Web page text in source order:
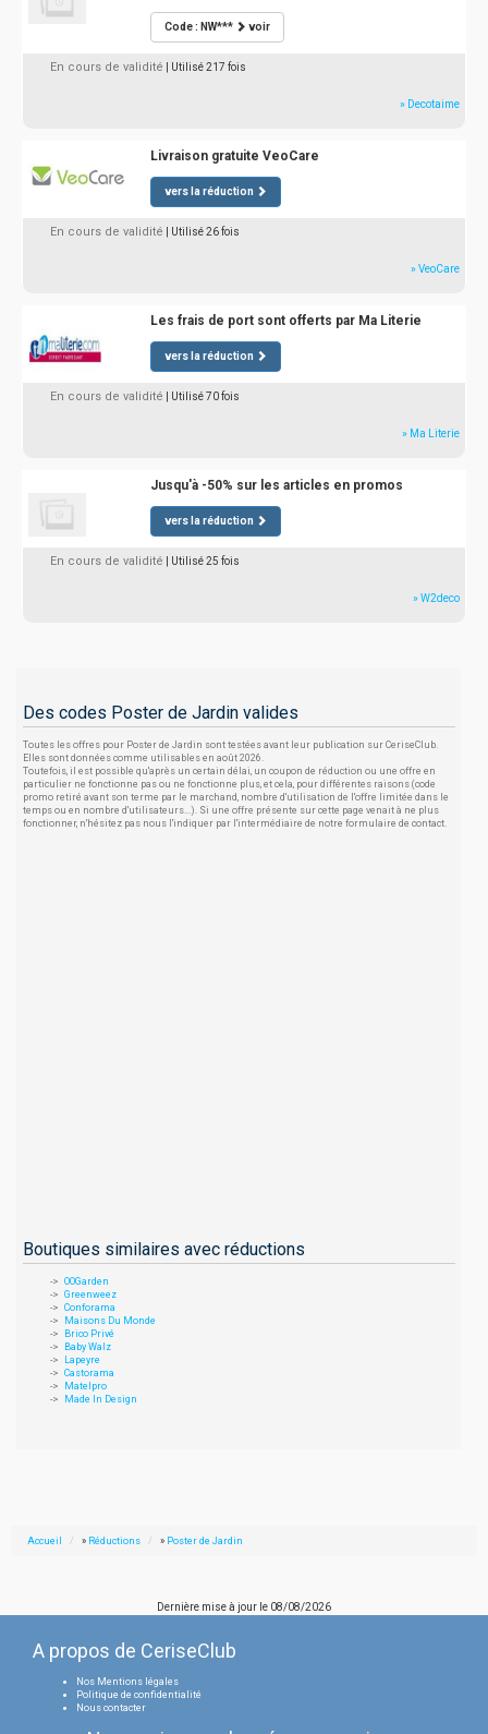
Code : NW*** voir
En cours de validité | Utilisé 217 fois
» Decotaime
Livraison gratuite VeoCare
vers la réduction
En cours de validité | Utilisé 26 fois
» VeoCare
Les frais de port sont offerts par Ma Literie
vers la réduction
En cours de validité | Utilisé 70 fois
» Ma Literie
Jusqu'à -50% sur les articles en promos
vers la réduction
En cours de validité | Utilisé 25 fois
» W2deco
Des codes Poster de Jardin valides
Toutes les offres pour Poster de Jardin sont testées avant leur publication sur CeriseClub.
Elles sont données comme utilisables en août 2026.
Toutefois, il est possible qu'après un certain délai, un coupon de réduction ou une offre en
particulier ne fonctionne pas ou ne fonctionne plus, et cela, pour différentes raisons (code
promo retiré avant son terme par le marchand, nombre d'utilisation de l'offre limitée dans le
temps ou en nombre d'utilisateurs...). Si une offre présente sur cette page venait à ne plus
fonctionner, n'hésitez pas nous l'indiquer par l'intermédiaire de notre formulaire de contact.
Boutiques similaires avec réductions
OOGarden
Greenweez
Conforama
Maisons Du Monde
Brico Privé
Baby Walz
Lapeyre
Castorama
Matelpro
Made In Design
Accueil » Réductions » Poster de Jardin
Dernière mise à jour le 08/08/2026
A propos de CeriseClub
Nos Mentions légales
Politique de confidentialité
Nous contacter